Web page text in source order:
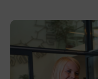
Förderhinweis
Das Land Tirol
der Kurskosten.